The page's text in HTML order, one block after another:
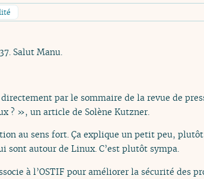
Salut Manu.
par le sommaire de la revue de
? », un article de Solène Kutzner.
au sens fort. Ça explique un petit peu,
sont autour de Linux. C’est plutôt sympa.
à l’OSTIF pour améliorer la sécurité des